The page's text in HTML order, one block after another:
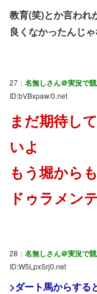
教育(笑)とか言われ
良くなかったんじ
27： 名無しさん＠実況で
ID:bVBxpaw/0.net
まだ期待し
いよ
もう堀から
ドゥラメン
28： 名無しさん＠実況で
ID:W5LpxSrj0.net
>ダート馬からする